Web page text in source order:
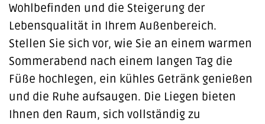
Wohlbefinden und die Steigerung der
Lebensqualität in Ihrem Außenbereich.
Stellen Sie sich vor, wie Sie an einem warmen
Sommerabend nach einem langen Tag die
Füße hochlegen, ein kühles Getränk genießen
und die Ruhe aufsaugen. Die Liegen bieten
Ihnen den Raum, sich vollständig zu